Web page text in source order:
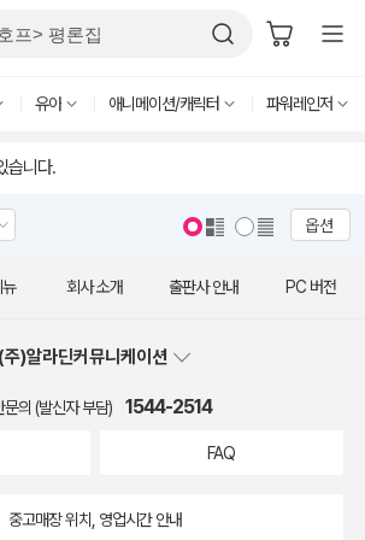
유아 애니메이션/캐릭터 파워레인저
습니다.
옵션
회사 소개 출판사 안내 PC 버전
(주)알라딘커뮤니케이션
문의 (발신자 부담) 1544-2514
FAQ
중고매장 위치, 영업시간 안내